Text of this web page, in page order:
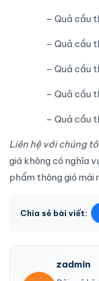
– Quả cầu
– Quả cầu
– Quả cầu
– Quả cầu
– Quả cầu
Liên hệ với chúng
giá không có nghĩa
phẩm thông gió mái
Chia sẻ bài viết:
zadmin